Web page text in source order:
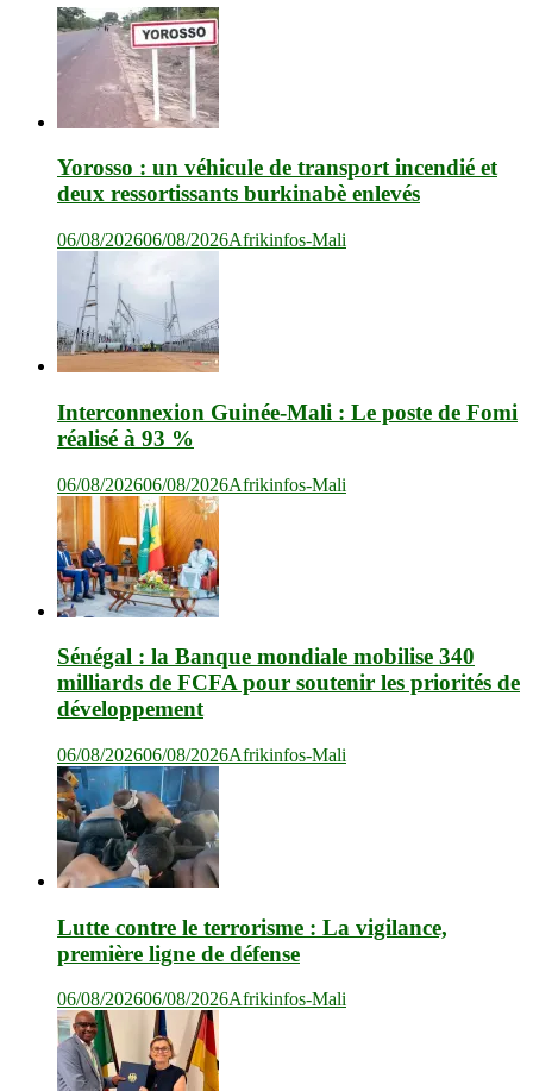
Yorosso : un véhicule de transport incendié et
deux ressortissants burkinabè enlevés
06/08/202606/08/2026Afrikinfos-Mali
Interconnexion Guinée-Mali : Le poste de Fomi
réalisé à 93 %
06/08/202606/08/2026Afrikinfos-Mali
Sénégal : la Banque mondiale mobilise 340
milliards de FCFA pour soutenir les priorités de
développement
06/08/202606/08/2026Afrikinfos-Mali
Lutte contre le terrorisme : La vigilance,
première ligne de défense
06/08/202606/08/2026Afrikinfos-Mali